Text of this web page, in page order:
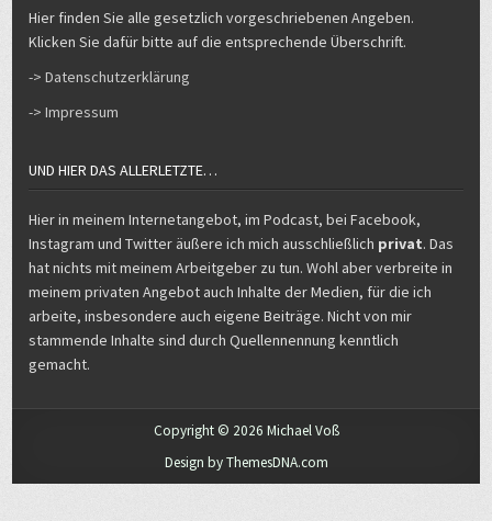
Hier finden Sie alle gesetzlich vorgeschriebenen Angeben.
Klicken Sie dafür bitte auf die entsprechende Überschrift.
-> Datenschutzerklärung
-> Impressum
UND HIER DAS ALLERLETZTE…
Hier in meinem Internetangebot, im Podcast, bei Facebook,
Instagram und Twitter äußere ich mich ausschließlich privat. Das
hat nichts mit meinem Arbeitgeber zu tun. Wohl aber verbreite in
meinem privaten Angebot auch Inhalte der Medien, für die ich
arbeite, insbesondere auch eigene Beiträge. Nicht von mir
stammende Inhalte sind durch Quellennennung kenntlich
gemacht.
Copyright © 2026 Michael Voß
Design by ThemesDNA.com